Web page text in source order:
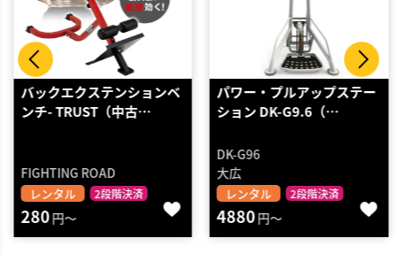
バックエクステンションベ
ンチ- TRUST（中古…
FIGHTING ROAD
レンタル 2段階決済
280円～
パワー・プルアップステー
ション DK-G9.6（…
DK-G96
大広
レンタル 2段階決済
4880円～